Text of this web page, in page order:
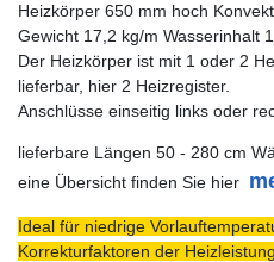
Heizkörper 650 mm hoch
Gewicht 17,2 kg/m Wasserinhalt
Der Heizkörper ist mit 1 oder 2
lieferbar, hier 2 Heizregister.
Anschlüsse einseitig links oder
lieferbare Längen 50 - 280 cm
eine Übersicht finden Sie hier
Ideal für niedrige
Korrekturfaktoren der